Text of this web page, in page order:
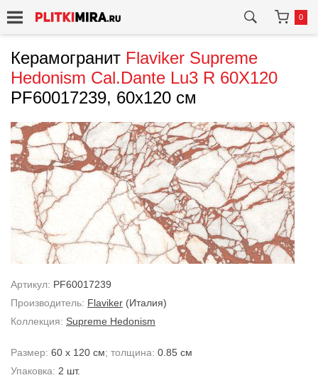
0
Керамогранит Flaviker Supreme
Hedonism Cal.Dante Lu3 R 60X120
PF60017239, 60x120 см
Артикул: PF60017239
Производитель: Flaviker (Италия)
Коллекция: Supreme Hedonism
Размер: 60 x 120 см; толщина: 0.85 см
Упаковка: 2 шт.